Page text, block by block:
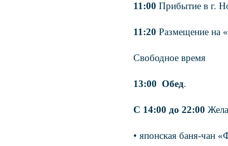
11:00Прибытие в г.
11:20Размещение на
Свободное время
13:00 Обед.
С 14:00 до 22:00
• японская баня-чан